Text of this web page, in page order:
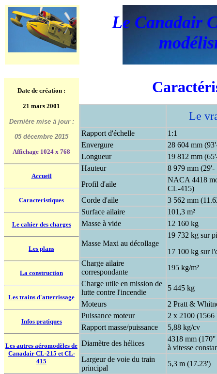
Le Canadair
Date de création :
21 mars 2001
Dernière mise à jour :
05 décembre 2015
Affichage 1024 x 768
Accueil
Caracteristiques
Le cahier des charges
Les plans
La construction
Les trains d'atterrissage
Infos pratiques
Les autres aéromodèles de
Canadair CL-215 et CL-
415
Le
Rapport d'échelle
1:1
Envergure
28 604 mm
Longueur
19 812 mm
Hauteur
8 979 mm (29'-
Profil d'aile
NACA 4418
CL-415)
Corde d'aile
3 562 mm
Surface ailaire
101,3 m²
Masse à vide
12 160 kg
Masse Maxi au décollage
19 732 kg sur
17 100 kg sur
Charge ailaire
correspondante
195 kg/m²
Charge utile en mission de
lutte contre l'incendie
5 445 kg
Moteurs
2 Pratt &
Puissance moteur
2 x 2100
Rapport masse/puissance
5,88 kg/cv
Diamètre des hélices
4318 mm
à vitesse
Largeur de voie du train
principal
5,3 m (17.23')